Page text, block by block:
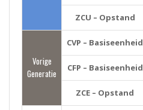
ZCU – Opstand
Vorige
Generatie
CVP – Basiseenheid
CFP – Basiseenheid
ZCE – Opstand